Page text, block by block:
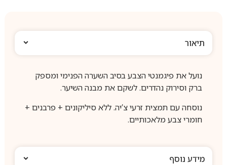
תיאור
נועל את פיגמנטי הצבע בסיב השערה הפנימי ומספק
ברק וסירוק נהדרים. לשקם את מבנה השיער.
נוסחה עם תמצית זרעי צ’יה. ללא סיליקונים + פרבנים +
חומרי צבע מלאכותיים.
מידע נוסף